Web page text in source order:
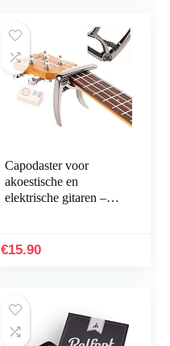
Capodaster voor
akoestische en
elektrische gitaren –
mandolines –
€15.90